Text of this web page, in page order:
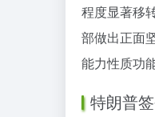
程度显著移
部做出正面
能力性质功
特朗普